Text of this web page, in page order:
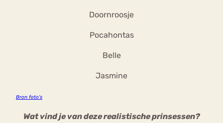
Doornroosje
Pocahontas
Belle
Jasmine
Bron foto’s
Wat vind je van deze realistische prinsessen?